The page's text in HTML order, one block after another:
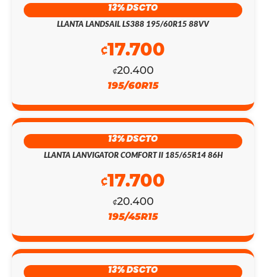
13% DSCTO
LLANTA LANDSAIL LS388 195/60R15 88VV
₡20.400
₡17.700
195/60R15
13% DSCTO
LLANTA LANVIGATOR COMFORT II 185/65R14 86H
₡20.400
₡17.700
195/45R15
13% DSCTO
ORIGINAL
ERA:
ACTUAL
ES: